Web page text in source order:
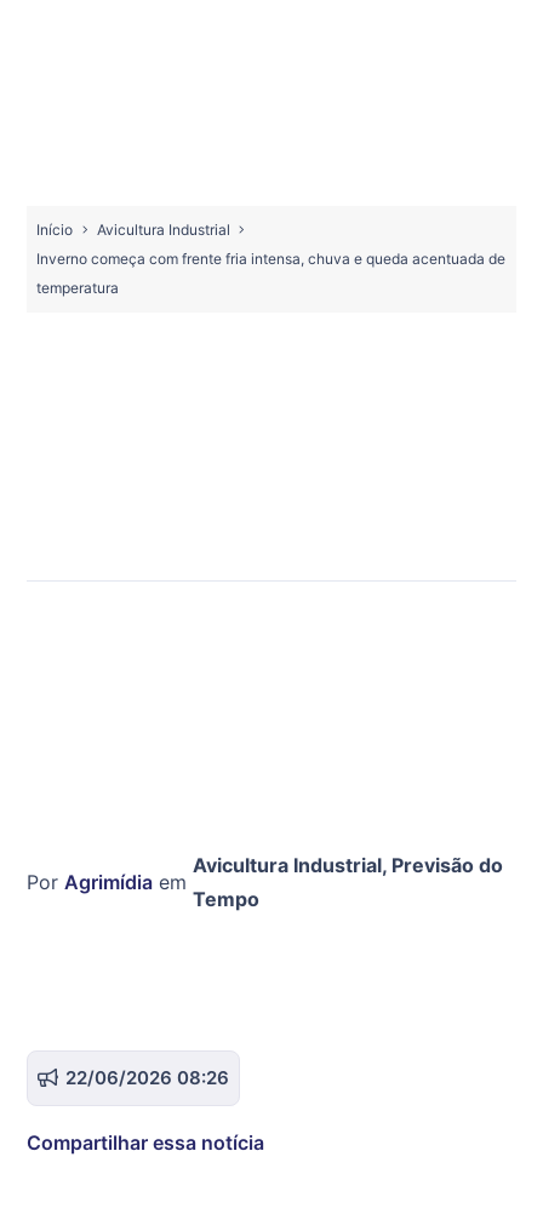
Início
Avicultura Industrial
Inverno começa com frente fria intensa, chuva e queda acentuada de
temperatura
Por Agrimídia em
Avicultura Industrial, Previsão do
Tempo
22/06/2026 08:26
Compartilhar essa notícia